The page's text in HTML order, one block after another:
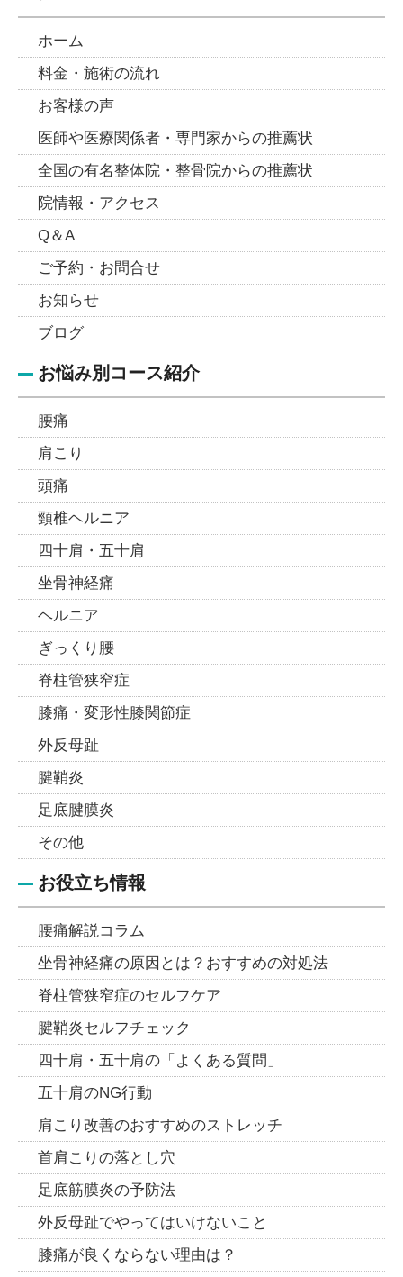
ホーム
料金・施術の流れ
お客様の声
医師や医療関係者・専門家からの推薦状
全国の有名整体院・整骨院からの推薦状
院情報・アクセス
Q＆A
ご予約・お問合せ
お知らせ
ブログ
お悩み別コース紹介
腰痛
肩こり
頭痛
頸椎ヘルニア
四十肩・五十肩
坐骨神経痛
ヘルニア
ぎっくり腰
脊柱管狭窄症
膝痛・変形性膝関節症
外反母趾
腱鞘炎
足底腱膜炎
その他
お役立ち情報
腰痛解説コラム
坐骨神経痛の原因とは？おすすめの対処法
脊柱管狭窄症のセルフケア
腱鞘炎セルフチェック
四十肩・五十肩の「よくある質問」
五十肩のNG行動
肩こり改善のおすすめのストレッチ
首肩こりの落とし穴
足底筋膜炎の予防法
外反母趾でやってはいけないこと
膝痛が良くならない理由は？